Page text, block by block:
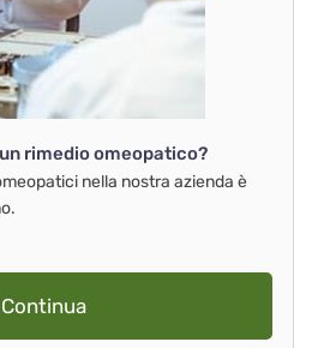
rimedio omeopatico?
nella nostra azienda è
Continua